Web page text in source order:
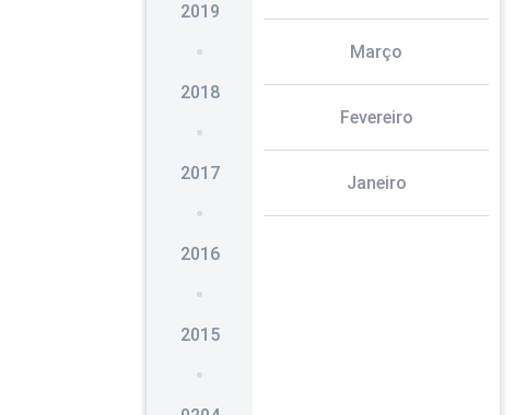
2019
2018
2017
2016
2015
Março
Fevereiro
Janeiro